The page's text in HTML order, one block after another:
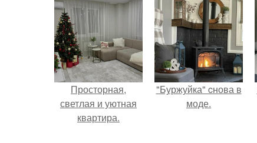
Просторная,
светлая и уютная
квартира.
"Буржуйка" cнова в
моде.